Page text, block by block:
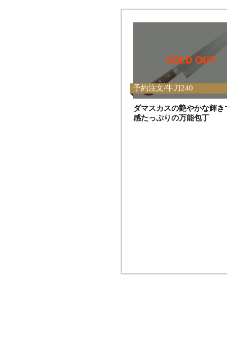
予約注文/牛刀240
ダマスカスの艶やかな輝き
感たっぷりの万能包丁